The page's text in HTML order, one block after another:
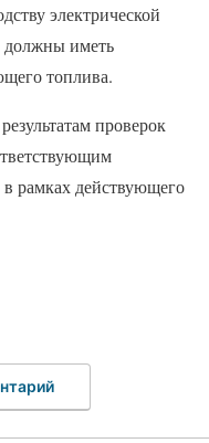
электрической
должны иметь
топлива.
проверок
в рамках действующего